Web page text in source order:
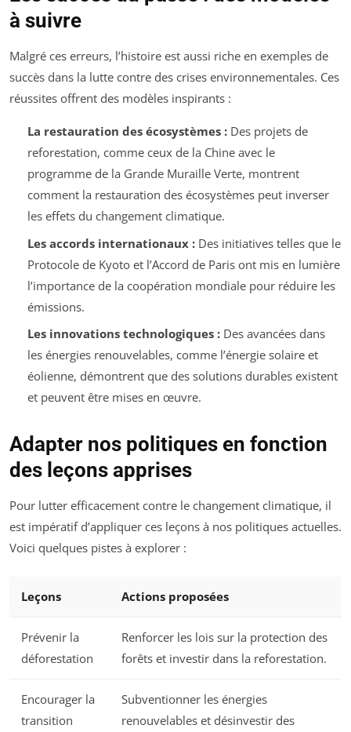
à suivre
Malgré ces erreurs, l’histoire est aussi riche en exemples de
succès dans la lutte contre des crises environnementales. Ces
réussites offrent des modèles inspirants :
La restauration des écosystèmes :Des projets de
reforestation, comme ceux de la Chine avec le
programme de la Grande Muraille Verte, montrent
comment la restauration des écosystèmes peut inverser
les effets du changement climatique.
Les accords internationaux :Des initiatives telles que le
Protocole de Kyoto et l’Accord de Paris ont mis en lumière
l’importance de la coopération mondiale pour réduire les
émissions.
Les innovations technologiques :Des avancées dans
les énergies renouvelables, comme l’énergie solaire et
éolienne, démontrent que des solutions durables existent
et peuvent être mises en œuvre.
Adapter nos politiques en fonction
des leçons apprises
Pour lutter efficacement contre le changement climatique, il
est impératif d’appliquer ces leçons à nos politiques actuelles.
Voici quelques pistes à explorer :
Leçons Actions proposées
Prévenir la
déforestation
Renforcer les lois sur la protection des
forêts et investir dans la reforestation.
Encourager la
transition
Subventionner les énergies
renouvelables et désinvestir des